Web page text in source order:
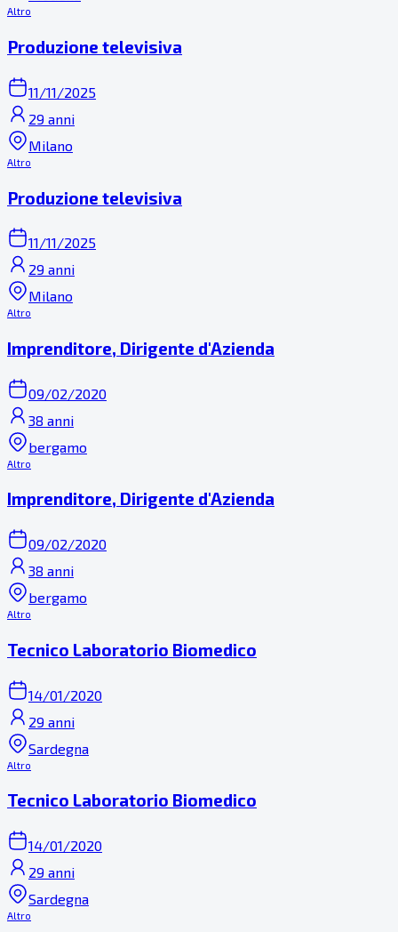
Altro
Produzione televisiva
11/11/2025
29 anni
Milano
Altro
Produzione televisiva
11/11/2025
29 anni
Milano
Altro
Imprenditore, Dirigente d'Azienda
09/02/2020
38 anni
bergamo
Altro
Imprenditore, Dirigente d'Azienda
09/02/2020
38 anni
bergamo
Altro
Tecnico Laboratorio Biomedico
14/01/2020
29 anni
Sardegna
Altro
Tecnico Laboratorio Biomedico
14/01/2020
29 anni
Sardegna
Altro